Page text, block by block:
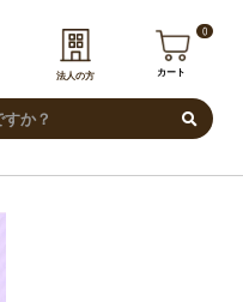
法人の方
0
カート